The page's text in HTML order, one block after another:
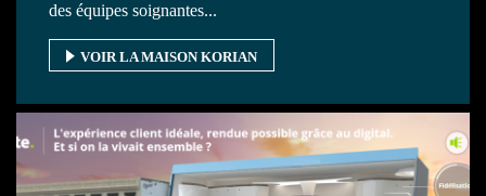
des équipes soignantes...
VOIR LA MAISON KORIAN